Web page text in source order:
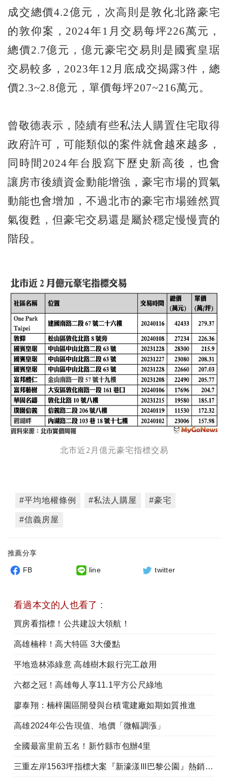
成交總價4.2億元，次高則是敦化北路豪宅
的敦仰案，2024年1月交易每坪226萬元，
總價2.7億元，億元豪宅交易則是國賓皇琚
交易較多，2023年12月底成交揭露3件，總
價2.3~2.8億元，單價每坪207~216萬元。
曾敬德表示，陸續有些私法人購置住宅取得
政府許可，可能類似的案件就會越來越多，
同時間2024年台股寫下歷史新高後，也會
讓房市後續資金動能增強，豪宅市場的買氣
動能也會增加，不過北市的豪宅市場雖然買
氣復甦，但豪宅交易還是屬於穩定慢慢賣的
階段。
北市近2月億元豪宅指標交易
#平均地權條例 #私法人購屋 #豪宅
#信義房屋
推薦分享
FB line twitter
看過本文的人也看了 :
買房看指標！公共建設大領航！
高雄楠梓！高大特區 3大優點
平地造林添綠意 高雄樹木銀行完工啟用
六都之冠！高雄每人享11.1平方公尺綠地
廖泰翔：楠梓園區開發與台積電建廠如期如質推進
高雄2024年公告現值、地價「微幅調漲」
全國最富里前五名！新竹縣市包辦4里
三重左岸1563坪指標大案『新濠漾III巴黎公園』熱銷開工